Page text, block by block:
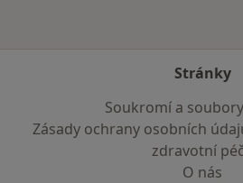
Stránky
Soukromí a
Zásady ochrany osobních
zdravotní
O nás